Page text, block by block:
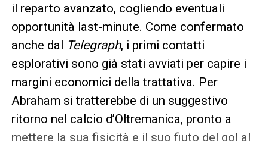
il reparto avanzato, cogliendo eventuali
opportunità last-minute. Come confermato
anche dal Telegraph, i primi contatti
esplorativi sono già stati avviati per capire i
margini economici della trattativa. Per
Abraham si tratterebbe di un suggestivo
ritorno nel calcio d’Oltremanica, pronto a
mettere la sua fisicità e il suo fiuto del gol al